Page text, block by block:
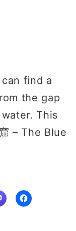
find a
the gap
This
– The Blue